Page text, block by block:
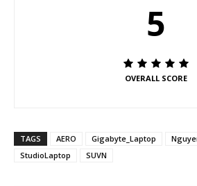
5
OVERALL SCORE
TAGS AERO Gigabyte_Laptop
StudioLaptop
SUVN